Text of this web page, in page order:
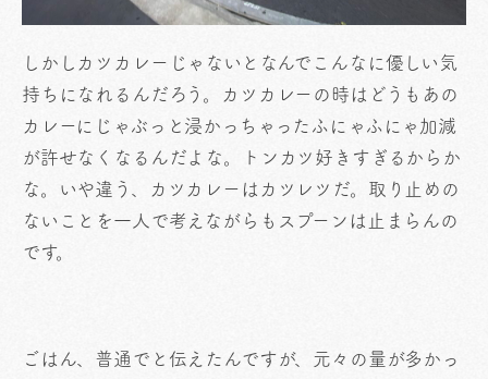
しかしカツカレーじゃないとなんでこんなに優しい気
持ちになれるんだろう。カツカレーの時はどうもあの
カレーにじゃぶっと浸かっちゃったふにゃふにゃ加減
が許せなくなるんだよな。トンカツ好きすぎるからか
な。いや違う、カツカレーはカツレツだ。取り止めの
ないことを一人で考えながらもスプーンは止まらんの
です。
ごはん、普通でと伝えたんですが、元々の量が多かっ